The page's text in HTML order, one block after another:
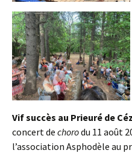
Vif succès au Prieuré de
concert de chorodu 11 août
l’association Asphodèle au